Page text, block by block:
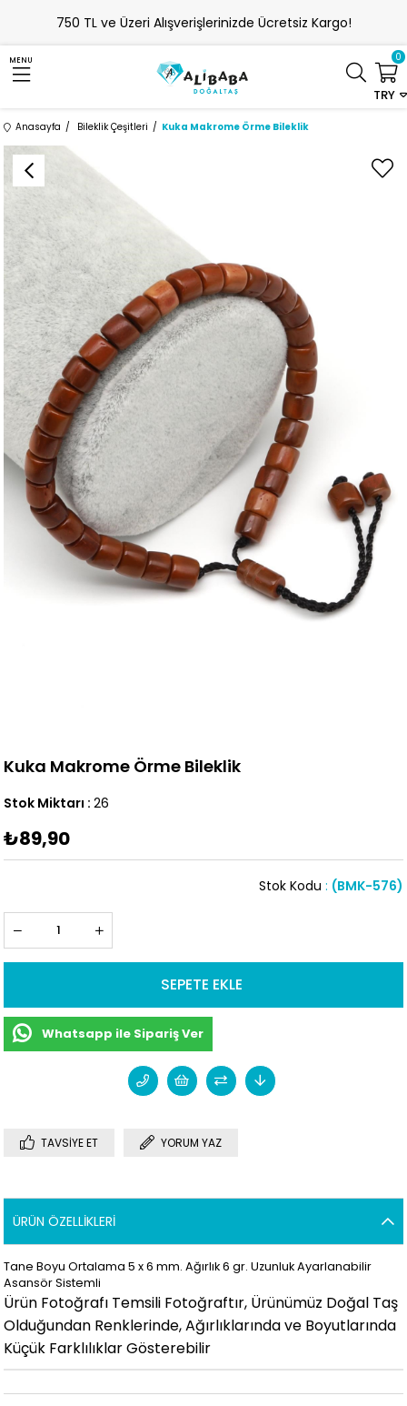
750 TL ve Üzeri Alışverişlerinizde Ücretsiz Kargo!
MENU
TRY
0
Anasayfa Bileklik Çeşitleri Kuka Makrome Örme Bileklik
Kuka Makrome Örme Bileklik
Stok Miktarı : 26
₺89,90
(BMK-576)
Stok Kodu
Whatsapp ile Sipariş Ver
TAVSIYE ET YORUM YAZ
ÜRÜN ÖZELLIKLERI
Tane Boyu Ortalama 5 x 6 mm. Ağırlık 6 gr. Uzunluk Ayarlanabilir
Asansör Sistemli
Ürün Fotoğrafı Temsili Fotoğraftır, Ürünümüz Doğal Taş
Olduğundan Renklerinde, Ağırlıklarında ve Boyutlarında
Küçük Farklılıklar Gösterebilir